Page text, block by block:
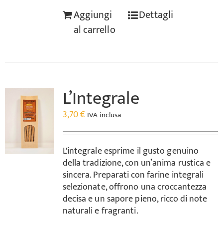
Aggiungi
al carrello
Dettagli
L’Integrale
3,70€ IVA inclusa
L'integrale esprime il gusto genuino
della tradizione, con un’anima rustica e
sincera. Preparati con farine integrali
selezionate, offrono una croccantezza
decisa e un sapore pieno, ricco di note
naturali e fragranti.